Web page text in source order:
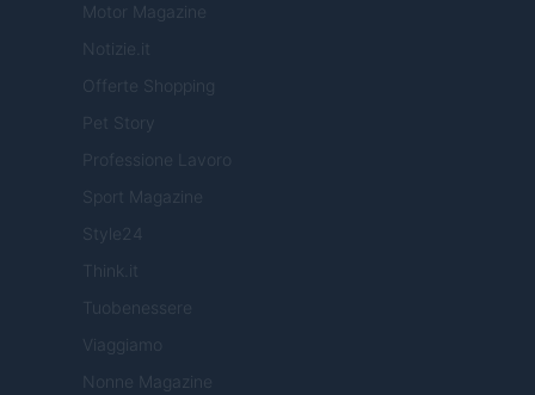
Motor Magazine
Notizie.it
Offerte Shopping
Pet Story
Professione Lavoro
Sport Magazine
Style24
Think.it
Tuobenessere
Viaggiamo
Nonne Magazine